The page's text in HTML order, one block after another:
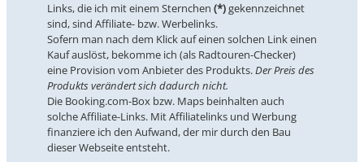
Links, die ich mit einem Sternchen (*)gekennzeichnet
sind, sind Affiliate- bzw. Werbelinks.
Sofern man nach dem Klick auf einen solchen Link einen
Kauf auslöst, bekomme ich (als Radtouren-Checker)
eine Provision vom Anbieter des Produkts.Der Preis des
Produkts verändert sich dadurch nicht.
Die Booking.com-Box bzw. Maps beinhalten auch
solche Affiliate-Links. Mit Affiliatelinks und Werbung
finanziere ich den Aufwand, der mir durch den Bau
dieser Webseite entsteht.